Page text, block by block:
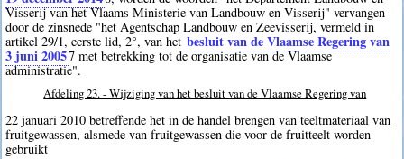
Visserij van het Vlaams Ministerie van Landbouw en Visserij" vervangen
door de zinsnede "het Agentschap Landbouw en Zeevisserij, vermeld in
artikel 29/1, eerste lid, 2°, van het besluit van de Vlaamse Regering van
3 juni 20057 met betrekking tot de organisatie van de Vlaamse
administratie".
Afdeling 23. - Wijziging van het besluit van de Vlaamse Regering van
22 januari 2010 betreffende het in de handel brengen van teeltmateriaal van
fruitgewassen, alsmede van fruitgewassen die voor de fruitteelt worden
gebruikt